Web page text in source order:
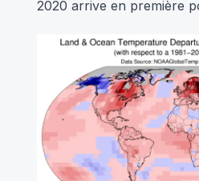
2020 arrive en première